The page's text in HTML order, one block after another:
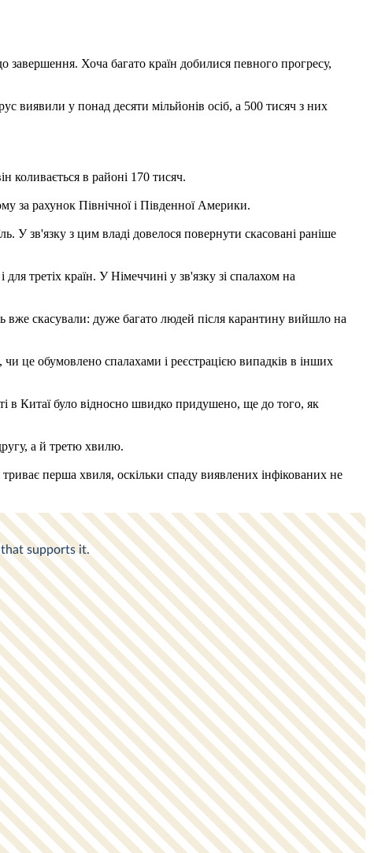
Хоча багато країн добилися певного прогресу,
виявили у понад десяти мільйонів осіб, а 500 тисяч з них
коливається в районі 170 тисяч.
за рахунок Північної і Південної Америки.
У зв'язку з цим владі довелося повернути скасовані раніше
третіх країн. У Німеччині у зв'язку зі спалахом на
скасували: дуже багато людей після карантину вийшло на
це обумовлено спалахами і реєстрацією випадків в інших
в Китаї було відносно швидко придушено, ще до того, як
а й третю хвилю.
перша хвиля, оскільки спаду виявлених інфікованих не